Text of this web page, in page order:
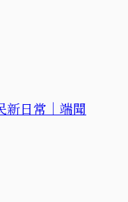
新日常｜端聞